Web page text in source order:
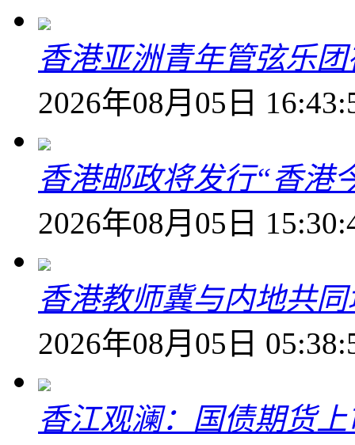
香港亚洲青年管弦乐
2026年08月05日
香港邮政将发行“香港
2026年08月05日
香港教师冀与内地共
2026年08月05日
香江观澜：国债期货